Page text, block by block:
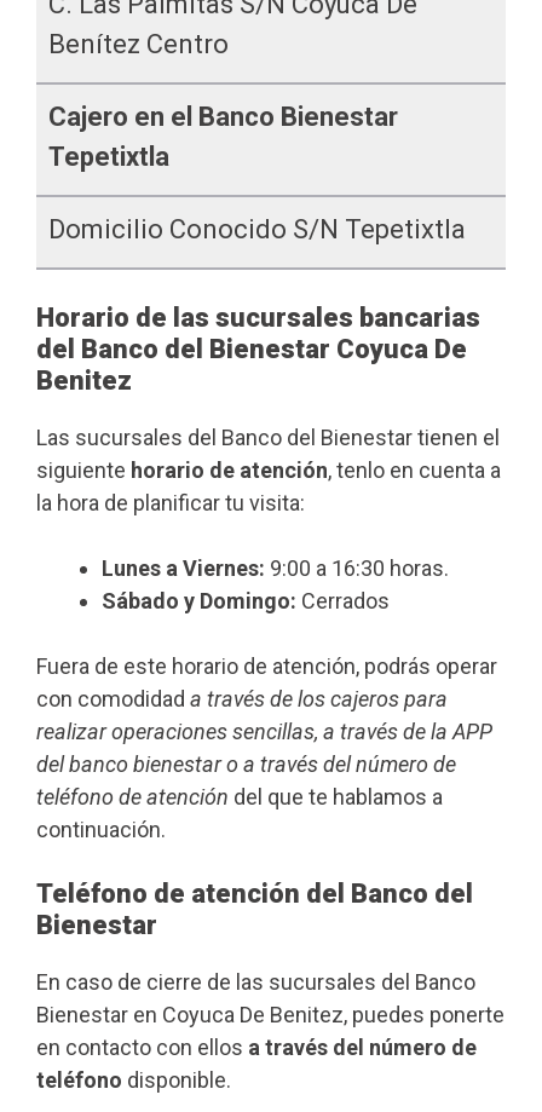
Benítez Centro
Cajero en el Banco Bienestar
Tepetixtla
Domicilio Conocido S/n Tepetixtla
Horario de las sucursales bancarias
del Banco del Bienestar Coyuca De
Benitez
Las sucursales del Banco del Bienestar tienen el
siguiente horario de atención, tenlo en cuenta a
la hora de planificar tu visita:
Lunes a Viernes: 9:00 a 16:30 horas.
Sábado y Domingo: Cerrados
Fuera de este horario de atención, podrás operar
con comodidad a través de los cajeros para
realizar operaciones sencillas, a través de la APP
del banco bienestar o a través del número de
teléfono de atención del que te hablamos a
continuación.
Teléfono de atención del Banco del
Bienestar
En caso de cierre de las sucursales del Banco
Bienestar en Coyuca De Benitez, puedes ponerte
en contacto con ellos a través del número de
teléfono disponible.